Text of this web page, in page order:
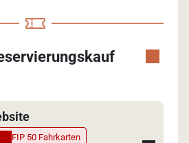
FIP 50 Fahrkarten